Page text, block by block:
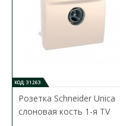
КОД: 31263
Розетка Schneider Unica
слоновая кость 1-я TV